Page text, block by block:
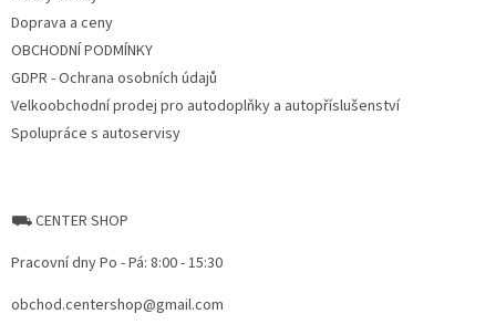
Doprava a ceny
OBCHODNÍ PODMÍNKY
GDPR - Ochrana osobních údajů
Velkoobchodní prodej pro autodoplňky a autopříslušenství
Spolupráce s autoservisy
⛟ CENTER SHOP
Pracovní dny Po - Pá: 8:00 - 15:30
obchod.centershop@gmail.com